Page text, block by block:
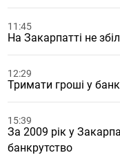
11:45
На Закарпатті не
12:29
Тримати гроші у
15:39
За 2009 рік у
банкрутство